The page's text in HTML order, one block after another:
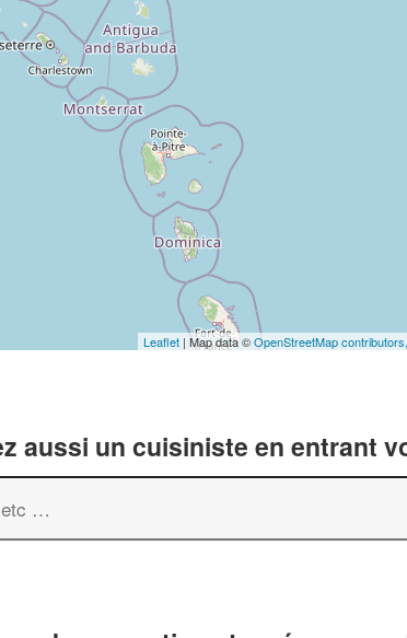
Leaflet | Map data ©OpenStreetMap contributors,
aussi un cuisiniste en entrant